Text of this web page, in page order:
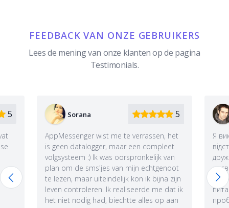
FEEDBACK VAN ONZE GEBRUIKERS
Lees de mening van onze klanten op de pagina
Testimonials.
verrassen, het
compleet
van
echtgenoot
ik bijna zijn
me dat ik
alles op aan
5
Я використовував AppMessenger, щоб
відстежувати Weiber моєї колишньої
дружини. Я був дуже задоволений
досвідом - я з України, тут Вайбер
звикла вирішувати багато побутових
питань, тож я міг дізнатися про ї
проблеми і виступити в ролі ангела-